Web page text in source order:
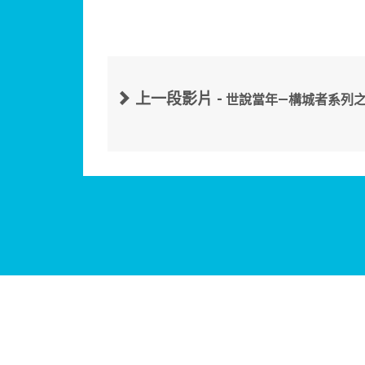
上一段影片 - 世說當年—構城者系列